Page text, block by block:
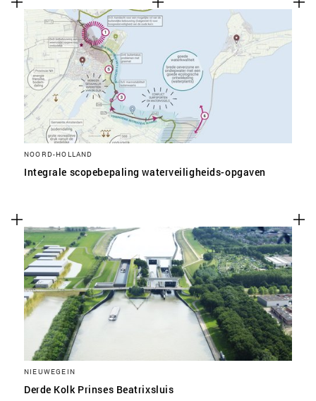
NOORD-HOLLAND
Integrale scopebepaling waterveiligheids-opgaven
NIEUWEGEIN
Derde Kolk Prinses Beatrixsluis